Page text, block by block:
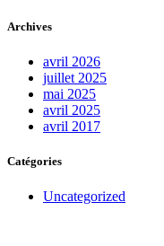
Archives
avril 2026
juillet 2025
mai 2025
avril 2025
avril 2017
Catégories
Uncategorized